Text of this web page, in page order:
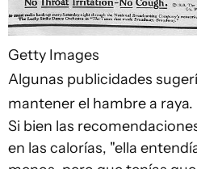
Getty Images
Algunas publicidades
mantener el hambre a raya.
Si bien las
en las calorías, "ella